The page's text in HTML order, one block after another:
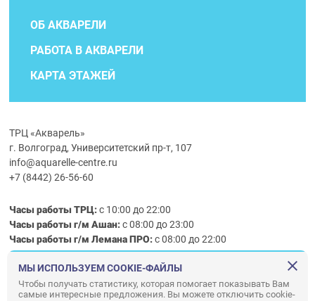
ОБ АКВАРЕЛИ
РАБОТА В АКВАРЕЛИ
КАРТА ЭТАЖЕЙ
ТРЦ «Акварель»
г. Волгоград, Университетский пр-т, 107
info@aquarelle-centre.ru
+7 (8442) 26-56-60
Часы работы ТРЦ:с 10:00 до 22:00
Часы работы г/м Ашан:с 08:00 до 23:00
Часы работыг/мЛемана ПРО:с 08:00 до 22:00
Правила посещения ТРЦ «Акварель»
МЫ ИСПОЛЬЗУЕМ COOKIE-ФАЙЛЫ
Чтобы получать статистику, которая помогает показывать Вам
самые интересные предложения. Вы можете отключить cookie-